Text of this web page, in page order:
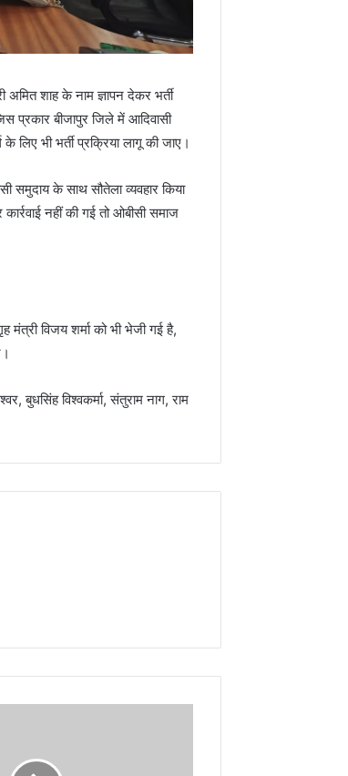
शाह के नाम ज्ञापन देकर भर्ती
प्रकार बीजापुर जिले में आदिवासी
लिए भी भर्ती प्रक्रिया लागू की जाए।
समुदाय के साथ सौतेला व्यवहार किया
नहीं की गई तो ओबीसी समाज
मंत्री विजय शर्मा को भी भेजी गई है,
बुधसिंह विश्वकर्मा, संतुराम नाग, राम